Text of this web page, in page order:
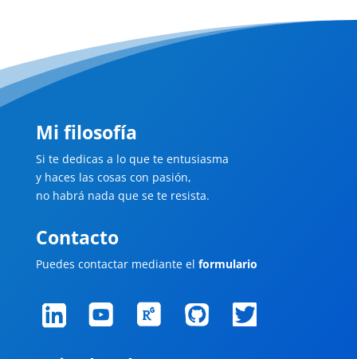
Mi filosofía
Si te dedicas a lo que te entusiasma
y haces las cosas con pasión,
no habrá nada que se te resista.
Contacto
Puedes contactar mediante el formulario